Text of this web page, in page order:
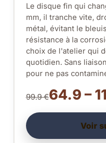
Le disque fin qui
mm, il tranche vite,
métal, évitant le
résistance à la
choix de l'atelier qui
quotidien. Sans
pour ne pas
99.9 €64.9 –
Voir